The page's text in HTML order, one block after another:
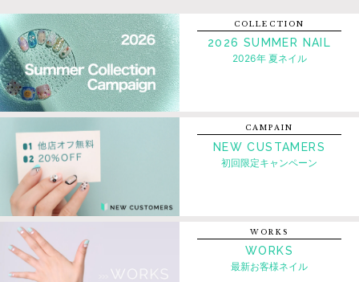
COLLECTION
2026 SUMMER NAIL
2026年 夏ネイル
CAMPAIN
NEW CUSTAMERS
初回限定キャンペーン
WORKS
WORKS
最新お客様ネイル